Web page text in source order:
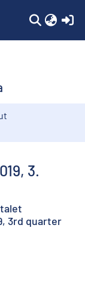
3.
3rd quarter